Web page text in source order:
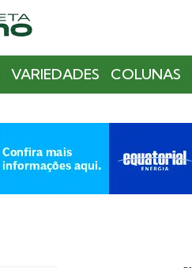
VARIEDADES COLUNAS